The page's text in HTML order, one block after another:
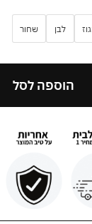
לבן שחור
הוספה לסל